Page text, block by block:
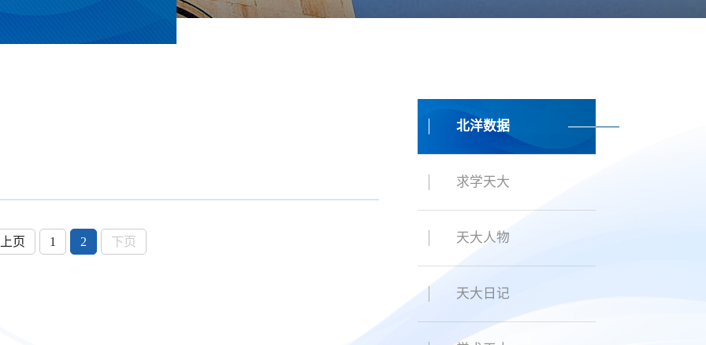
北洋数据
求学天大
天大人物
天大日记
上页 1 2 下页